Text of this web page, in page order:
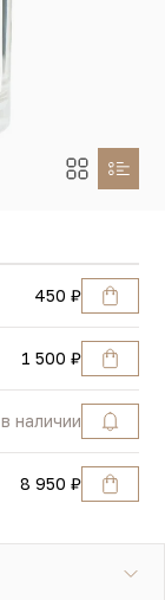
450 ₽
1 500 ₽
наличии
8 950 ₽